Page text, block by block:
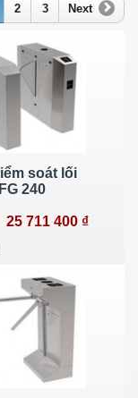
2 3 Next
soát lối
240
25 711 400 ₫